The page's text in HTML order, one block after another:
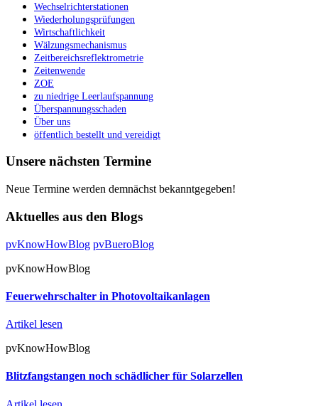
Wechselrichterstationen
Wiederholungsprüfungen
Wirtschaftlichkeit
Wälzungsmechanismus
Zeitbereichsreflektrometrie
Zeitenwende
ZOE
zu niedrige Leerlaufspannung
Überspannungsschaden
Über uns
öffentlich bestellt und vereidigt
Unsere nächsten Termine
Neue Termine werden demnächst bekanntgegeben!
Aktuelles aus den Blogs
pvKnowHowBlog pvBueroBlog
pvKnowHowBlog
Feuerwehrschalter in Photovoltaikanlagen
Artikel lesen
pvKnowHowBlog
Blitzfangstangen noch schädlicher für Solarzellen